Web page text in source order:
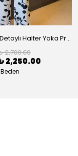
Boncuk Detaylı Halter Yaka Premium Takım
2,700.00
2,250.00